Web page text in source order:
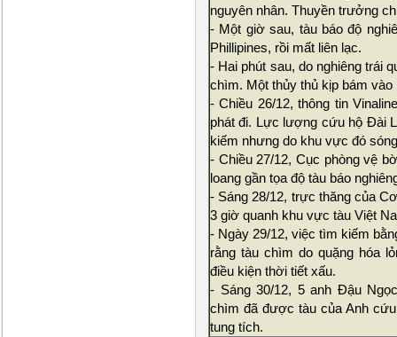
nguyên nhân. Thuyền trưởng
- Một giờ sau, tàu báo độ
Phillipines, rồi mất liên lạc.
- Hai phút sau, do nghiêng trái
chìm. Một thủy thủ kịp bám
- Chiều 26/12, thông tin
phát đi. Lực lượng cứu hộ Đài
kiếm nhưng do khu vực đó
- Chiều 27/12, Cục phòng vệ
loang gần tọa độ tàu báo
- Sáng 28/12, trực thăng của
3 giờ quanh khu vực tàu Việt
- Ngày 29/12, việc tìm kiếm
rằng tàu chìm do quặng hóa
điều kiện thời tiết xấu.
- Sáng 30/12, 5 anh Đậu
chìm đã được tàu của Anh
tung tích.